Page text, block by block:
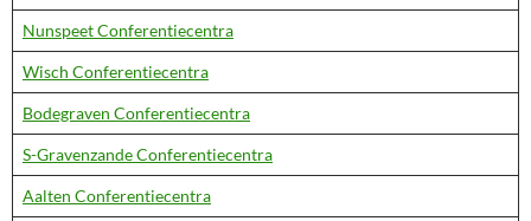
Nunspeet Conferentiecentra
Wisch Conferentiecentra
Bodegraven Conferentiecentra
S-Gravenzande Conferentiecentra
Aalten Conferentiecentra